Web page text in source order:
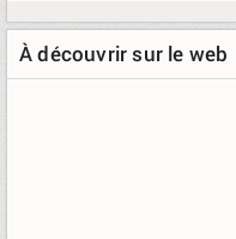
À découvrir sur le web